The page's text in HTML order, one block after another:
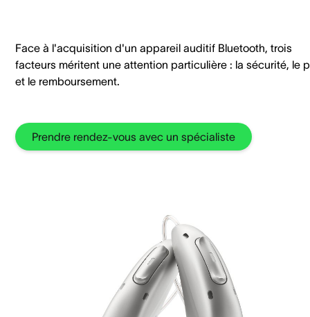
Face à l'acquisition d'un appareil auditif Bluetooth, trois
facteurs méritent une attention particulière : la sécurité, le
et le remboursement.
Prendre rendez-vous avec un spécialiste